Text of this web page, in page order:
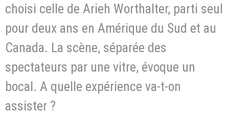
choisi celle de Arieh Worthalter, parti seul
pour deux ans en Amérique du Sud et au
Canada. La scène, séparée des
spectateurs par une vitre, évoque un
bocal. A quelle expérience va-t-on
assister ?